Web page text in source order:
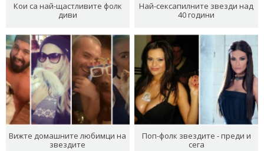
Кои са най-щастливите фолк
диви
Най-сексапилните звезди над
40 години
Вижте домашните любимци на
звездите
Поп-фолк звездите - преди и
сега